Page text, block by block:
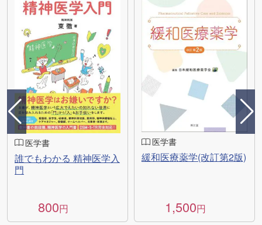
医学書
誰でもわかる 精神医学入
門
800円
医学書
緩和医療薬学(改訂第2版)
1,500円